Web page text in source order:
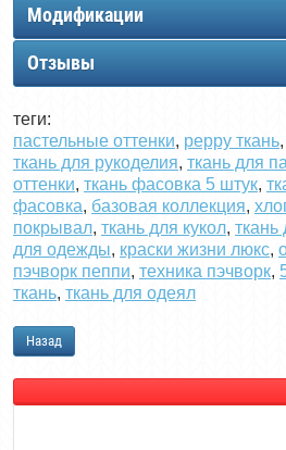
Модификации
Отзывы
теги:
пастельные оттенки, peppy ткань,
ткань для рукоделия, ткань для
оттенки, ткань фасовка 5 штук,
фасовка, базовая коллекция,
покрывал, ткань для кукол, ткань
для одежды, краски жизни люкс,
пэчворк пеппи, техника пэчворк,
ткань, ткань для одеял
Назад